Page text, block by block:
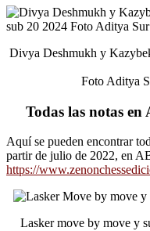
Divya Deshmukh y
Foto Aditya
Todas las notas
Aquí se pueden encontrar
partir de julio de 2022, en
https://
Lasker move by move y